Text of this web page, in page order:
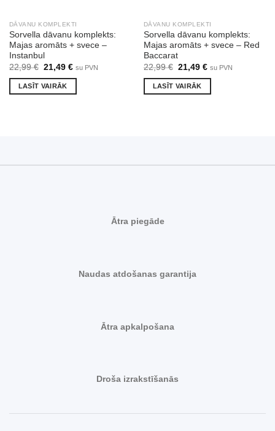
DĀVANU KOMPLEKTI
Sorvella dāvanu komplekts:
Majas aromāts + svece –
Instanbul
22,99€ Original
price
was:
22,99 €.
21,49 €Current
is:
su PVN
LASĪT VAIRĀK
DĀVANU KOMPLEKTI
Sorvella dāvanu komplekts:
Majas aromāts + svece – Red
Baccarat
22,99€ Original
price
was:
22,99 €.
21,49 €Current
is:
su PVN
LASĪT VAIRĀK
Ātra piegāde
Naudas atdošanas garantija
Ātra apkalpošana
Droša izrakstīšanās